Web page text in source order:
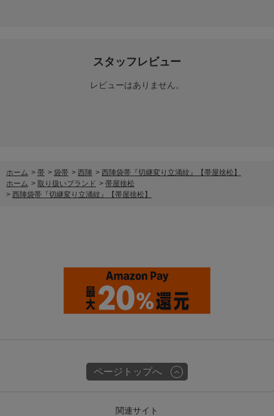
スタッフレビュー
レビューはありません。
ホーム > 帯 > 袋帯 > 西陣 > 西陣袋帯『切継変り立涌紋』【帯屋捨松】
ホーム > 取り扱いブランド > 帯屋捨松
> 西陣袋帯『切継変り立涌紋』【帯屋捨松】
ページトップへ
関連サイト